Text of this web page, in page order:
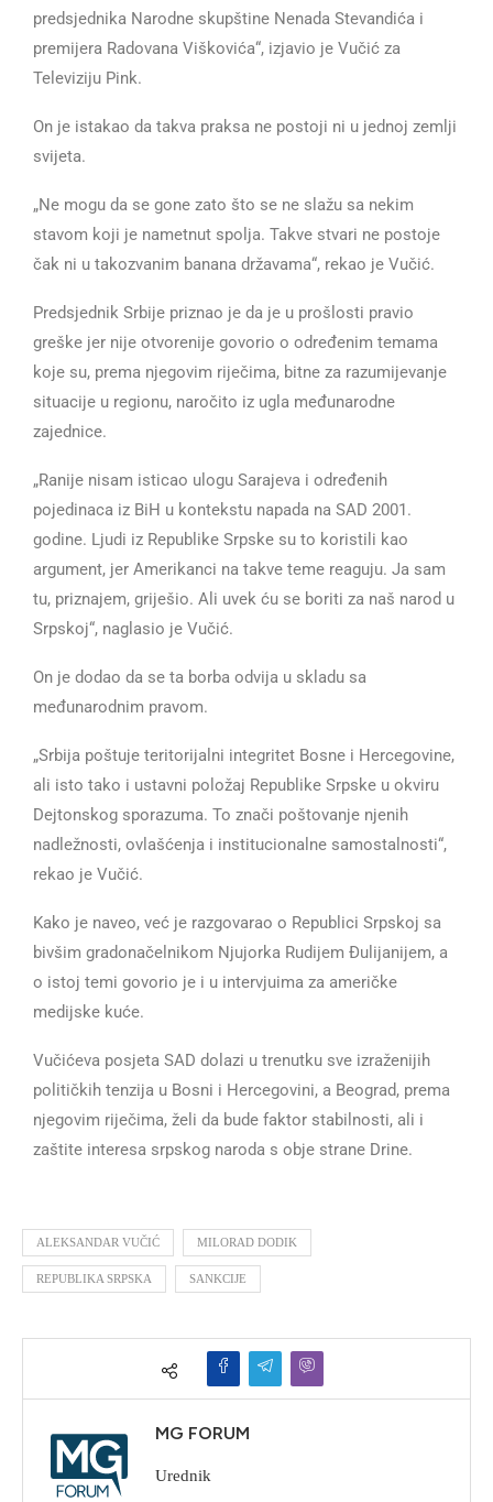
predsjednika Narodne skupštine Nenada Stevandića i
premijera Radovana Viškovića“, izjavio je Vučić za
Televiziju Pink.
On je istakao da takva praksa ne postoji ni u jednoj zemlji
svijeta.
„Ne mogu da se gone zato što se ne slažu sa nekim
stavom koji je nametnut spolja. Takve stvari ne postoje
čak ni u takozvanim banana državama“, rekao je Vučić.
Predsjednik Srbije priznao je da je u prošlosti pravio
greške jer nije otvorenije govorio o određenim temama
koje su, prema njegovim riječima, bitne za razumijevanje
situacije u regionu, naročito iz ugla međunarodne
zajednice.
„Ranije nisam isticao ulogu Sarajeva i određenih
pojedinaca iz BiH u kontekstu napada na SAD 2001.
godine. Ljudi iz Republike Srpske su to koristili kao
argument, jer Amerikanci na takve teme reaguju. Ja sam
tu, priznajem, griješio. Ali uvek ću se boriti za naš narod u
Srpskoj“, naglasio je Vučić.
On je dodao da se ta borba odvija u skladu sa
međunarodnim pravom.
„Srbija poštuje teritorijalni integritet Bosne i Hercegovine,
ali isto tako i ustavni položaj Republike Srpske u okviru
Dejtonskog sporazuma. To znači poštovanje njenih
nadležnosti, ovlašćenja i institucionalne samostalnosti“,
rekao je Vučić.
Kako je naveo, već je razgovarao o Republici Srpskoj sa
bivšim gradonačelnikom Njujorka Rudijem Đulijanijem, a
o istoj temi govorio je i u intervjuima za američke
medijske kuće.
Vučićeva posjeta SAD dolazi u trenutku sve izraženijih
političkih tenzija u Bosni i Hercegovini, a Beograd, prema
njegovim riječima, želi da bude faktor stabilnosti, ali i
zaštite interesa srpskog naroda s obje strane Drine.
ALEKSANDAR VUČIĆ MILORAD DODIK
REPUBLIKA SRPSKA SANKCIJE
MG FORUM
Urednik